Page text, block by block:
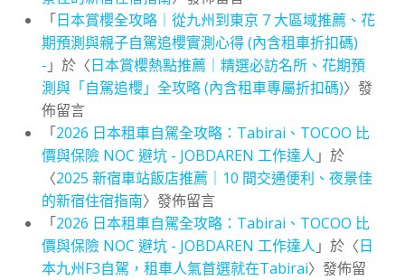
「日本賞櫻全攻略｜從九州到東京 7 大區域推薦、花
期預測與親子自駕追櫻實測心得 (內含租車折扣碼)
- 」於〈日本賞櫻熱點推薦｜精選必訪名所、花期預
測與「自駕追櫻」全攻略 (內含租車專屬折扣碼)〉發
佈留言
「2026 日本租車自駕全攻略：Tabirai、TOCOO 比
價與保險 NOC 避坑 - JOBDAREN 工作達人 」於
〈2025 新宿車站飯店推薦｜10 間交通便利、夜景佳
的新宿住宿指南〉發佈留言
「2026 日本租車自駕全攻略：Tabirai、TOCOO 比
價與保險 NOC 避坑 - JOBDAREN 工作達人 」於〈日
本九州F3自駕，租車人氣首選就在Tabirai〉發佈留